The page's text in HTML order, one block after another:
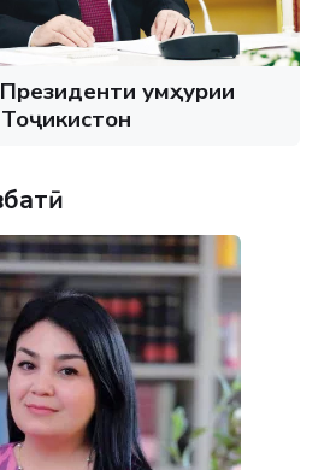
Ҷумҳурии
Тоҷикистон